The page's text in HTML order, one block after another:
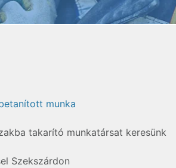
munka
takarító munkatársat keresünk
Szekszárdon